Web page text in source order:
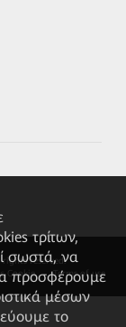
reserved.
Cookie Terms of use
τρίτων,
σωστά, να
προσφέρουμε
μέσων
το